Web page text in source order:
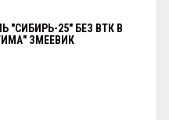
"СИБИРЬ-25" БЕЗ ВТК В
ЗМЕЕВИК